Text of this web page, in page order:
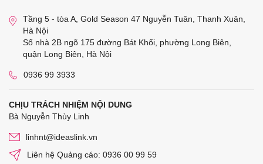
Tầng 5 - tòa A, Gold Season 47 Nguyễn Tuân, Thanh Xuân,
Hà Nội
Số nhà 2B ngõ 175 đường Bát Khối, phường Long Biên,
quận Long Biên, Hà Nội
0936 99 3933
CHỊU TRÁCH NHIỆM NỘI DUNG
Bà Nguyễn Thùy Linh
linhnt@ideaslink.vn
Liên hệ Quảng cáo: 0936 00 99 59